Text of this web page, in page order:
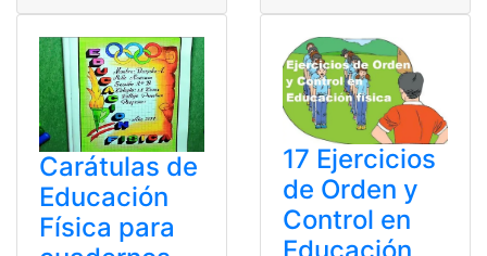
Carátulas de
Educación
Física para
17 Ejercicios
de Orden y
Control en